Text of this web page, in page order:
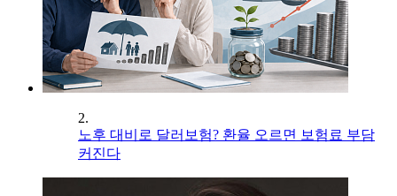
2.
노후 대비로 달러보험? 환율 오르면 보험료 부담
커진다